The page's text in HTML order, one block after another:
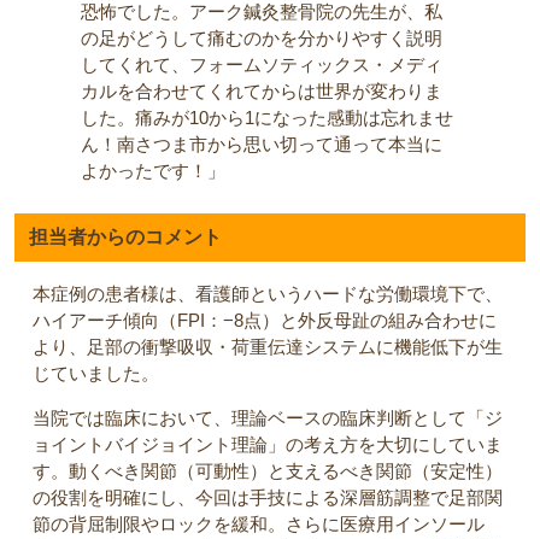
恐怖でした。アーク鍼灸整骨院の先生が、私
の足がどうして痛むのかを分かりやすく説明
してくれて、フォームソティックス・メディ
カルを合わせてくれてからは世界が変わりま
した。痛みが10から1になった感動は忘れませ
ん！南さつま市から思い切って通って本当に
よかったです！」
担当者からのコメント
本症例の患者様は、看護師というハードな労働環境下で、
ハイアーチ傾向（FPI：−8点）と外反母趾の組み合わせに
より、足部の衝撃吸収・荷重伝達システムに機能低下が生
じていました。
当院では臨床において、理論ベースの臨床判断として「ジ
ョイントバイジョイント理論」の考え方を大切にしていま
す。動くべき関節（可動性）と支えるべき関節（安定性）
の役割を明確にし、今回は手技による深層筋調整で足部関
節の背屈制限やロックを緩和。さらに医療用インソール